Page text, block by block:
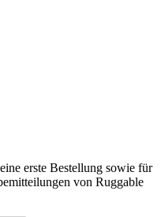
erste Bestellung sowie für
von Ruggable